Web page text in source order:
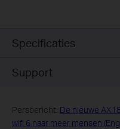
Specificaties
Support
Persbericht: De nieuwe
wifi 6 naar meer mensen